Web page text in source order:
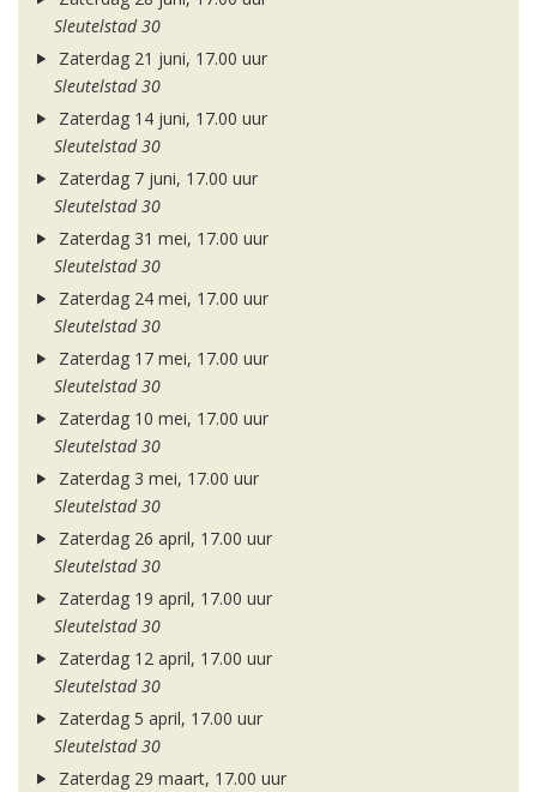
Sleutelstad 30
Zaterdag 21 juni, 17.00 uur
Sleutelstad 30
Zaterdag 14 juni, 17.00 uur
Sleutelstad 30
Zaterdag 7 juni, 17.00 uur
Sleutelstad 30
Zaterdag 31 mei, 17.00 uur
Sleutelstad 30
Zaterdag 24 mei, 17.00 uur
Sleutelstad 30
Zaterdag 17 mei, 17.00 uur
Sleutelstad 30
Zaterdag 10 mei, 17.00 uur
Sleutelstad 30
Zaterdag 3 mei, 17.00 uur
Sleutelstad 30
Zaterdag 26 april, 17.00 uur
Sleutelstad 30
Zaterdag 19 april, 17.00 uur
Sleutelstad 30
Zaterdag 12 april, 17.00 uur
Sleutelstad 30
Zaterdag 5 april, 17.00 uur
Sleutelstad 30
Zaterdag 29 maart, 17.00 uur